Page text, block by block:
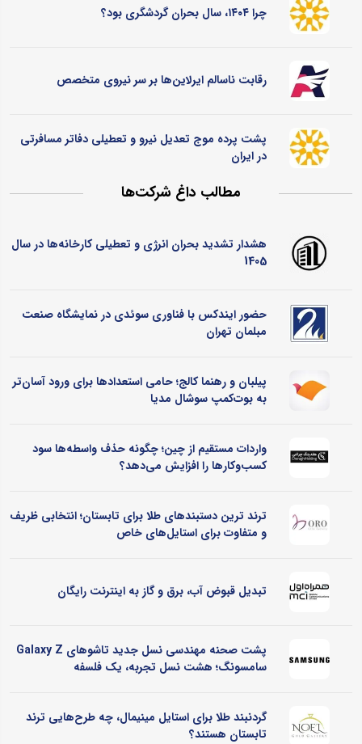
چرا ۱۴۰۴، سال بحران گردشگری بود؟
رقابت ناسالم ایرلاین‌ها بر سر نیروی متخصص
پشت پرده موج تعدیل نیرو و تعطیلی دفاتر مسافرتی
در ایران
مطالب داغ شرکت‌ها
هشدار تشدید بحران انرژی و تعطیلی کارخانه‌ها در سال
1405
حضور ایندکس با فناوری سوئدی در نمایشگاه صنعت
مبلمان تهران
پیلبان و رهنما کالج؛ حامی استعدادها برای ورود آسان‌تر
به بوت‌کمپ سوشال مدیا
واردات مستقیم از چین؛ چگونه حذف واسطه‌ها سود
کسب‌وکارها را افزایش می‌دهد؟
ترند ترین دستبندهای طلا برای تابستان؛ انتخابی ظریف
و متفاوت برای استایل‌های خاص
تبدیل قبوض آب، برق و گاز به اینترنت رایگان
پشت صحنه مهندسی نسل جدید تاشوهای Galaxy Z
سامسونگ؛ هشت نسل تجربه، یک فلسفه
گردنبند طلا برای استایل مینیمال، چه طرح‌هایی ترند
تابستان هستند؟